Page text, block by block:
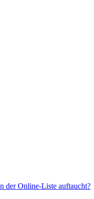
der Online-Liste auftaucht?